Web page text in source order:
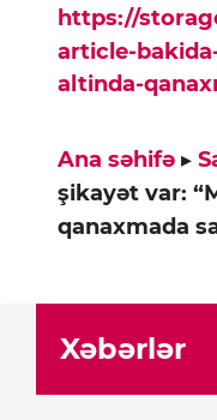
https://
article-
altinda-
Ana səhifə ▸
şikayət var:
qanaxmada
Xəbərlər